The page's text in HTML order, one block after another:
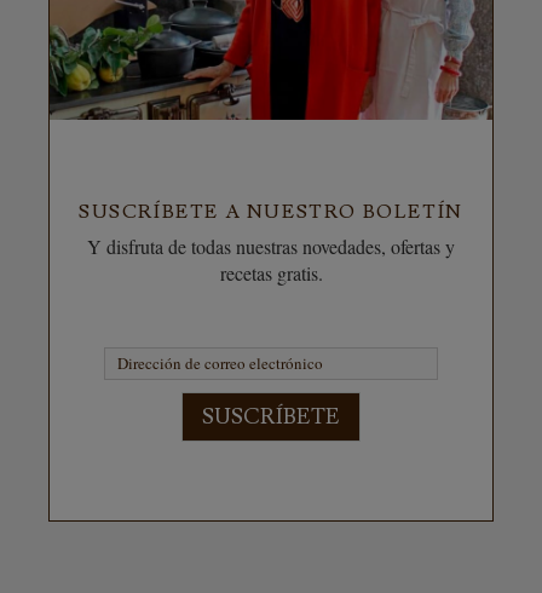
SUSCRÍBETE A NUESTRO BOLETÍN
Y disfruta de todas nuestras novedades, ofertas y
recetas gratis.
SUSCRÍBETE